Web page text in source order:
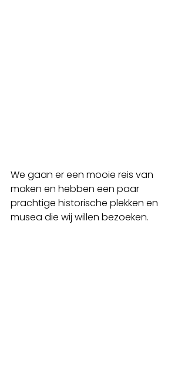
We gaan er een mooie reis van
maken en hebben een paar
prachtige historische plekken en
musea die wij willen bezoeken.